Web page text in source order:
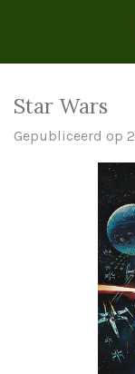
hoofdinhoud
Star Wars
Gepubliceerd op